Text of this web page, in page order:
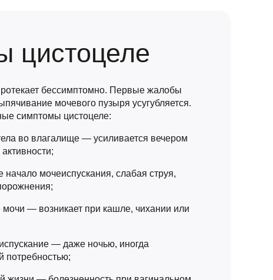
цистоцеле
бессимптомно. Первые жалобы
мочевого пузыря усугубляется.
симптомы цистоцеле:
во влагалище — усиливается вечером
начало мочеиспускания, слабая струя,
— возникает при кашле, чихании или
— даже ночью, иногда
потребностью;